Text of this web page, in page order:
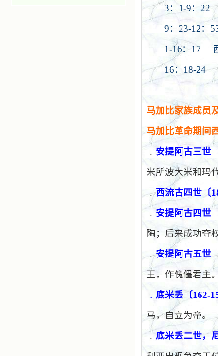
3： 1-9：22
9： 23-12：
1-16： 17
16： 18-24
马加比家族成员
马加比革命期间
﹒ 安提阿古三世
米所波大米和玛
﹒西流古四世〔
﹒ 安提阿古四世
陶；后来成功夺
﹒安提阿古五世
王，作傀儡君主
﹒ 底米丢〔162-
马，自立为帝。
﹒底米丢二世，